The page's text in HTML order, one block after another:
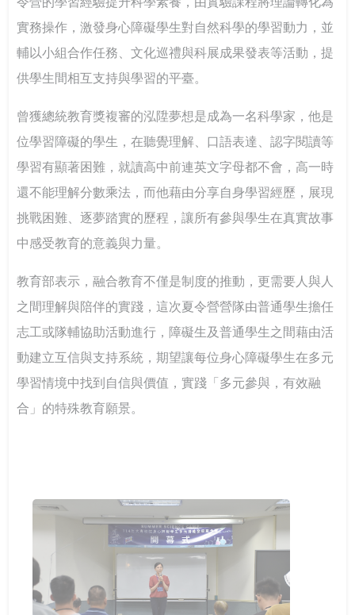
115年大專校院身心障礙學生夏令營 報名開跑~讓我們一
起青春無礙，夢想同行！
像回娘家一樣的輔導網絡— 北二區輔諮中心打造有溫度
實全民國防教育- 「軍事單位參訪與戶外水域安全防溺活
動」
115年度大專校院特教服務表揚 歡迎踴躍報名
坊 強化課程實踐與教學創新
打造校園最暖心的角落 義守大學諮商輔導空間升級，落
落實法治扎根生活 補助大學法律系所推動法治教育
聽見生命，回歸初心 生命教育廣播節目－「臺灣生命教
育感動地圖」系列專題
推動社區共好的社會情緒學習：跨世代創齡方案的實踐
我可以改變我的人生－啟動輕度障礙大專生的自我決策
以師者先行，構築SEL友善校園生態系
台鋼技大剛圓勤儉與大學SEL
實務操作，激發身心障礙學生對自然科學的學習動力，並
輔以小組合作任務、文化巡禮與科展成果發表等活動，提
供學生間相互支持與學習的平臺。
曾獲總統教育獎複審的泓陞夢想是成為一名科學家，他是
位學習障礙的學生，在聽覺理解、口語表達、認字閱讀等
學習有顯著困難，就讀高中前連英文字母都不會，高一時
還不能理解分數乘法，而他藉由分享自身學習經歷，展現
挑戰困難、逐夢踏實的歷程，讓所有參與學生在真實故事
中感受教育的意義與力量。
教育部表示，融合教育不僅是制度的推動，更需要人與人
之間理解與陪伴的實踐，這次夏令營營隊由普通學生擔任
志工或隊輔協助活動進行，障礙生及普通學生之間藉由活
動建立互信與支持系統，期望讓每位身心障礙學生在多元
學習情境中找到自信與價值，實踐「多元參與，有效融
合」的特殊教育願景。